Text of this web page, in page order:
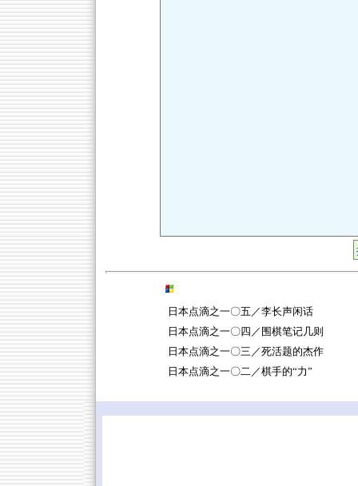
日本点滴之一〇五／李长声闲话
日本点滴之一〇四／围棋笔记几则
日本点滴之一〇三／死活题的杰作
日本点滴之一〇二／棋手的“力”